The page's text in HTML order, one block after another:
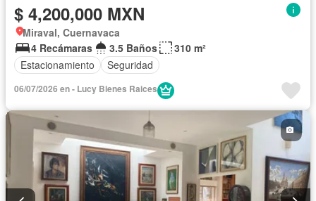
$ 4,200,000 MXN
Miraval, Cuernavaca
4 Recámaras
3.5 Baños
310 m²
Estacionamiento
Seguridad
06/07/2026 en - Lucy Bienes Raices